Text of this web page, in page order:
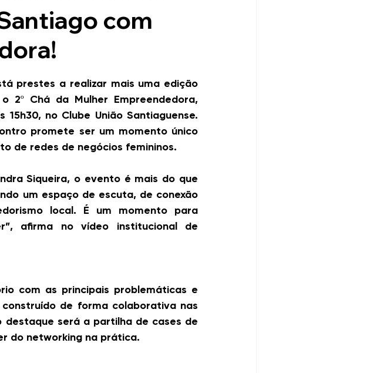
com
prestes a realizar mais uma edição
2º Chá da Mulher Empreendedora,
no Clube União Santiaguense.
promete ser um momento único
de redes de negócios femininos.
Siqueira, o evento é mais do que
um espaço de escuta, de conexão
local. É um momento para
afirma no vídeo institucional de
com as principais problemáticas e
de forma colaborativa nas
destaque será a partilha de cases de
do networking na prática.